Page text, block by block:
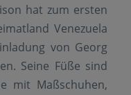
hat zum ersten
Venezuela
von Georg
Seine Füße sind
mit Maßschuhen,